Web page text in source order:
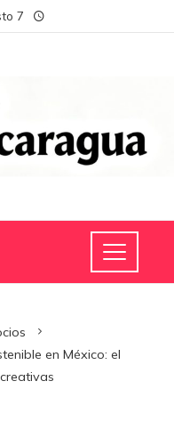
7
en México: el